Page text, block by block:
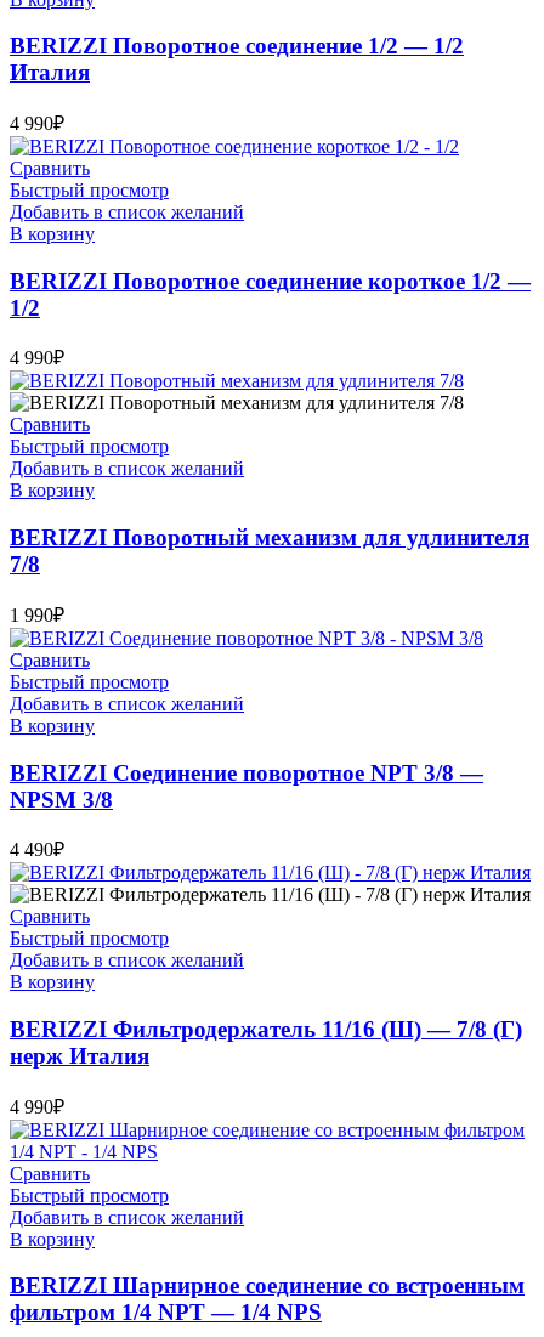
BERIZZI Поворотное соединение 1/2 — 1/2
Италия
4 990₽
Сравнить
Быстрый просмотр
Добавить в список желаний
В корзину
BERIZZI Поворотное соединение короткое 1/2 —
1/2
4 990₽
Сравнить
Быстрый просмотр
Добавить в список желаний
В корзину
BERIZZI Поворотный механизм для удлинителя
7/8
1 990₽
Сравнить
Быстрый просмотр
Добавить в список желаний
В корзину
BERIZZI Соединение поворотное NPT 3/8 —
NPSM 3/8
4 490₽
Сравнить
Быстрый просмотр
Добавить в список желаний
В корзину
BERIZZI Фильтродержатель 11/16 (Ш) — 7/8 (Г)
нерж Италия
4 990₽
Сравнить
Быстрый просмотр
Добавить в список желаний
В корзину
BERIZZI Шарнирное соединение со встроенным
фильтром 1/4 NPT — 1/4 NPS